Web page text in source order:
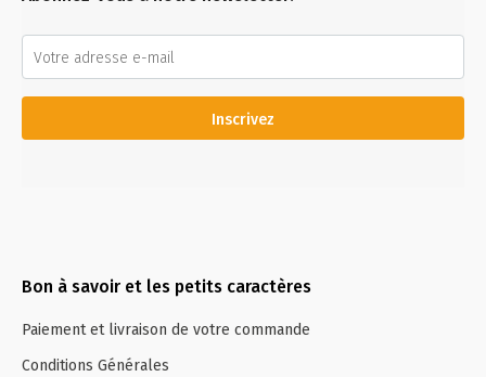
Inscrivez
Bon à savoir et les petits caractères
Paiement et livraison de votre commande
Conditions Générales